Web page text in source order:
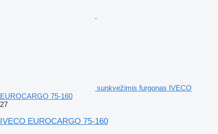
sunkvežimis furgonas IVECO
EUROCARGO 75-160
27
IVECO EUROCARGO 75-160